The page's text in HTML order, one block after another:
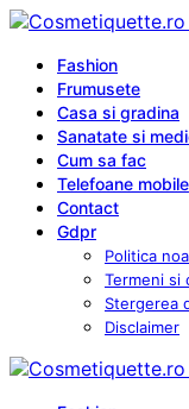
Fashion
Frumusete
Casa si gradina
Sanatate si
Cum sa fac
Telefoane mobile
Contact
Gdpr
Politica
Termeni si
Stergerea
Disclaimer